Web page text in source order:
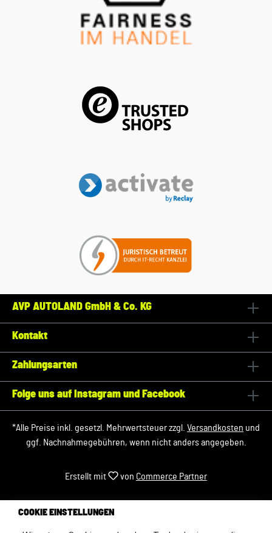
AVP AUTOLAND GmbH & Co. KG
Kontakt
Zahlungsarten
Folge uns auf Instagram und Facebook
*Alle Preise inkl. gesetzl. Mehrwertsteuer zzgl. Versandkosten und
ggf. Nachnahmegebühren, wenn nicht anders angegeben.
Erstellt mit von Commerce Partner
COOKIE EINSTELLUNGEN